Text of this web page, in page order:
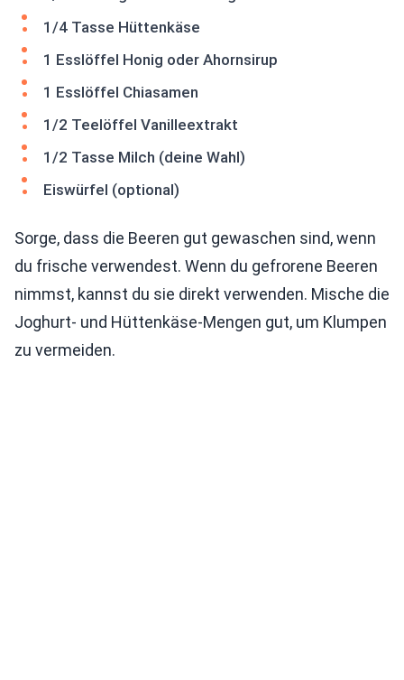
1/4 Tasse Hüttenkäse
1 Esslöffel Honig oder Ahornsirup
1 Esslöffel Chiasamen
1/2 Teelöffel Vanilleextrakt
1/2 Tasse Milch (deine Wahl)
Eiswürfel (optional)
Sorge, dass die Beeren gut gewaschen sind, wenn
du frische verwendest. Wenn du gefrorene Beeren
nimmst, kannst du sie direkt verwenden. Mische die
Joghurt- und Hüttenkäse-Mengen gut, um Klumpen
zu vermeiden.